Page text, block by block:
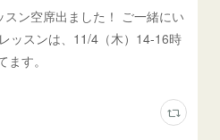
ン空席出ました！ ご一緒にい
ッスンは、11/4（木）14-16時
す。